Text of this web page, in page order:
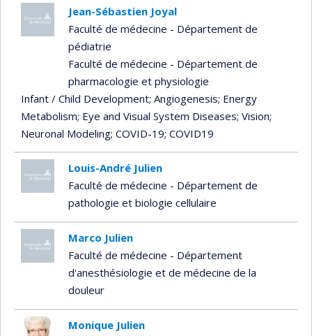
Jean-Sébastien Joyal
Faculté de médecine - Département de
pédiatrie
Faculté de médecine - Département de
pharmacologie et physiologie
Infant / Child Development; Angiogenesis; Energy
Metabolism; Eye and Visual System Diseases; Vision;
Neuronal Modeling; COVID-19; COVID19
Louis-André Julien
Faculté de médecine - Département de
pathologie et biologie cellulaire
Marco Julien
Faculté de médecine - Département
d'anesthésiologie et de médecine de la
douleur
Monique Julien